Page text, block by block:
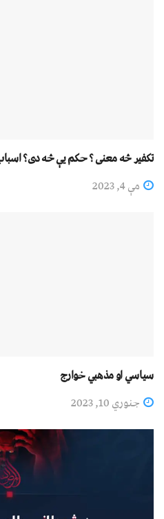
تکفير څه معنی ؟ حکم يې څه دی؟
مې 4, 2023
سياسي او مذهبي خوارج
جنوري 10, 2023